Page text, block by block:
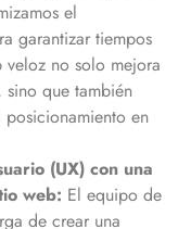
el
garantizar tiempos
no solo mejora
sino que también
en
(UX) con una
web: El equipo de
de crear una